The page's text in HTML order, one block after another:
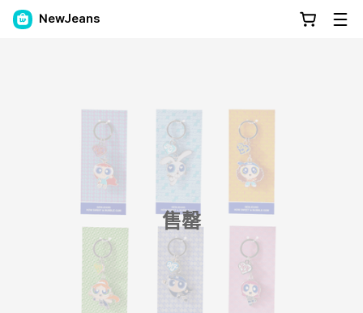
NewJeans
售罄